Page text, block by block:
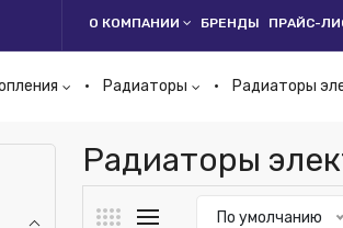
О КОМПАНИИ БРЕНДЫ ПРАЙС-
Радиаторы Радиаторы
Радиаторы
По умолчанию